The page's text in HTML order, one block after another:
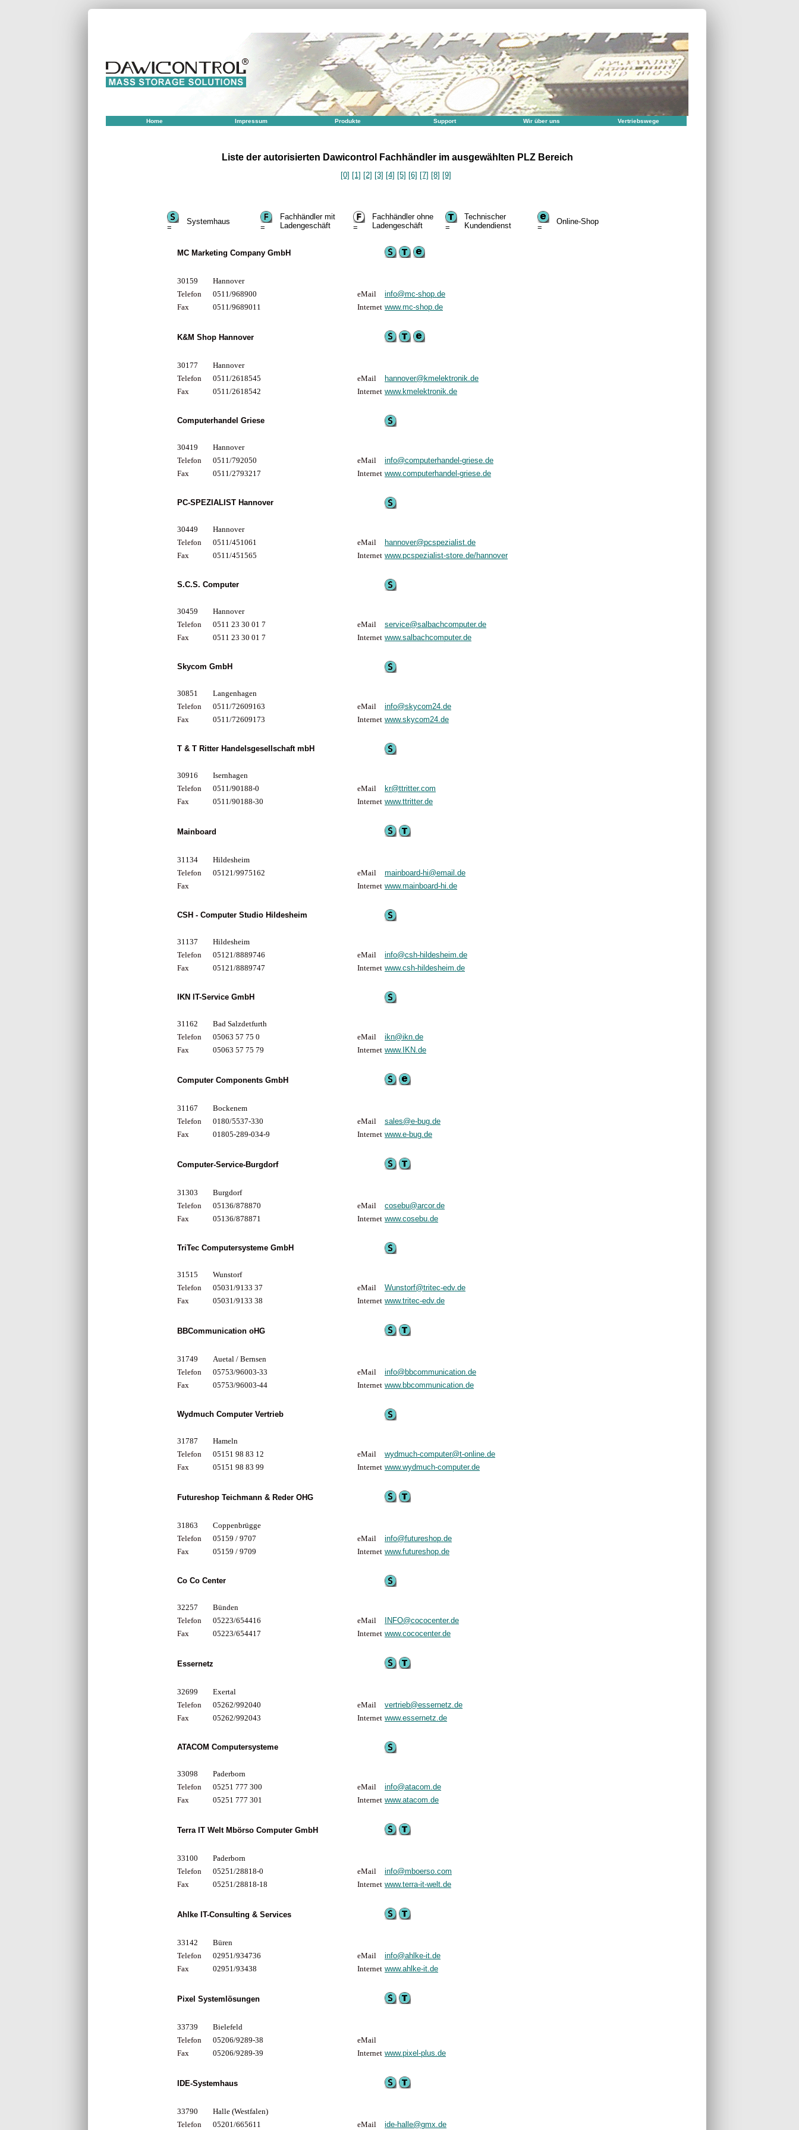
Home Impressum Produkte Support Wir über uns Vertriebswege
Liste der autorisierten Dawicontrol Fachhändler im ausgewählten PLZ Bereich
[0] [1] [2] [3] [4] [5] [6] [7] [8] [9]
=
Systemhaus
=
Fachhändler mit
Ladengeschäft
=
Fachhändler ohne
Ladengeschäft
=
Technischer
Kundendienst
=
Online-Shop
MC Marketing Company GmbH
30159
Hannover
Telefon
0511/968900 eMail
info@mc-shop.de
Fax
0511/9689011 Internet www.mc-shop.de
K&M Shop Hannover
30177
Hannover
Telefon
0511/2618545 eMail
hannover@kmelektronik.de
Fax
0511/2618542 Internet www.kmelektronik.de
Computerhandel Griese
30419
Hannover
Telefon
0511/792050 eMail
info@computerhandel-griese.de
Fax
0511/2793217 Internet www.computerhandel-griese.de
PC-SPEZIALIST Hannover
30449
Hannover
Telefon
0511/451061 eMail
hannover@pcspezialist.de
Fax
0511/451565 Internet www.pcspezialist-store.de/hannover
S.C.S. Computer
30459
Hannover
Telefon
0511 23 30 01 7 eMail
service@salbachcomputer.de
Fax
0511 23 30 01 7 Internet www.salbachcomputer.de
Skycom GmbH
30851
Langenhagen
Telefon
0511/72609163 eMail
info@skycom24.de
Fax
0511/72609173 Internet www.skycom24.de
T & T Ritter Handelsgesellschaft mbH
30916
Isernhagen
Telefon
0511/90188-0 eMail
kr@ttritter.com
Fax
0511/90188-30 Internet www.ttritter.de
Mainboard
31134
Hildesheim
Telefon
05121/9975162 eMail
mainboard-hi@email.de
Fax
Internet www.mainboard-hi.de
CSH - Computer Studio Hildesheim
31137
Hildesheim
Telefon
05121/8889746 eMail
info@csh-hildesheim.de
Fax
05121/8889747 Internet www.csh-hildesheim.de
IKN IT-Service GmbH
31162
Bad Salzdetfurth
Telefon
05063 57 75 0 eMail
ikn@ikn.de
Fax
05063 57 75 79 Internet www.IKN.de
Computer Components GmbH
31167
Bockenem
Telefon
0180/5537-330 eMail
sales@e-bug.de
Fax
01805-289-034-9 Internet www.e-bug.de
Computer-Service-Burgdorf
31303
Burgdorf
Telefon
05136/878870 eMail
cosebu@arcor.de
Fax
05136/878871 Internet www.cosebu.de
TriTec Computersysteme GmbH
31515
Wunstorf
Telefon
05031/9133 37 eMail
Wunstorf@tritec-edv.de
Fax
05031/9133 38 Internet www.tritec-edv.de
BBCommunication oHG
31749
Auetal / Bernsen
Telefon
05753/96003-33 eMail
info@bbcommunication.de
Fax
05753/96003-44 Internet www.bbcommunication.de
Wydmuch Computer Vertrieb
31787
Hameln
Telefon
05151 98 83 12 eMail
wydmuch-computer@t-online.de
Fax
05151 98 83 99 Internet www.wydmuch-computer.de
Futureshop Teichmann & Reder OHG
31863
Coppenbrügge
Telefon
05159 / 9707 eMail
info@futureshop.de
Fax
05159 / 9709 Internet www.futureshop.de
Co Co Center
32257
Bünden
Telefon
05223/654416 eMail
INFO@cococenter.de
Fax
05223/654417 Internet www.cococenter.de
Essernetz
32699
Exertal
Telefon
05262/992040 eMail
vertrieb@essernetz.de
Fax
05262/992043 Internet www.essernetz.de
ATACOM Computersysteme
33098
Paderborn
Telefon
05251 777 300 eMail
info@atacom.de
Fax
05251 777 301 Internet www.atacom.de
Terra IT Welt Mbörso Computer GmbH
33100
Paderborn
Telefon
05251/28818-0 eMail
info@mboerso.com
Fax
05251/28818-18 Internet www.terra-it-welt.de
Ahlke IT-Consulting & Services
33142
Büren
Telefon
02951/934736 eMail
info@ahlke-it.de
Fax
02951/93438 Internet www.ahlke-it.de
Pixel Systemlösungen
33739
Bielefeld
Telefon
05206/9289-38
eMail
Fax
05206/9289-39 Internet www.pixel-plus.de
IDE-Systemhaus
33790
Halle (Westfalen)
Telefon
05201/665611 eMail ide-halle@gmx.de